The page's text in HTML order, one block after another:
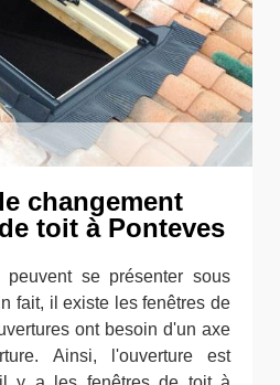
changement
toit à Ponteves
se présenter sous
fait, il existe les fenêtres de
ont besoin d'un axe
Ainsi, l'ouverture est